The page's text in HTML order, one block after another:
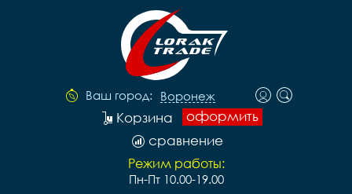
Ваш город: Воронеж
оформить
Корзина
сравнение
Режим работы:
Пн-Пт 10.00-19.00